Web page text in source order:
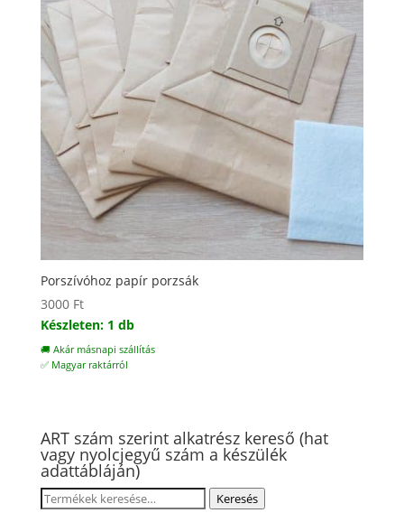
Porszívóhoz papír porzsák
3000 Ft
Készleten: 1 db
🚚 Akár másnapi szállítás
✅ Magyar raktárról
ART szám szerint alkatrész kereső (hat
vagy nyolcjegyű szám a készülék
adattábláján)
Keresés
Keresés